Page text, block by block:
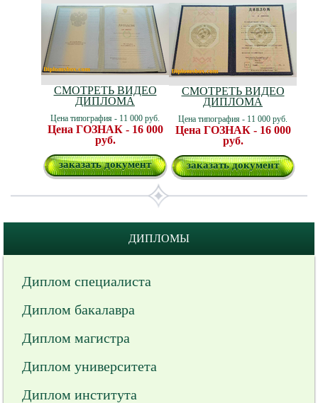
СМОТРЕТЬ ВИДЕО
ДИПЛОМА
Цена типография - 11 000 руб.
Цена ГОЗНАК - 16 000
руб.
заказать документ
СМОТРЕТЬ ВИДЕО
ДИПЛОМА
Цена типография - 11 000 руб.
Цена ГОЗНАК - 16 000
руб.
заказать документ
ДИПЛОМЫ
Диплом специалиста
Диплом бакалавра
Диплом магистра
Диплом университета
Диплом института